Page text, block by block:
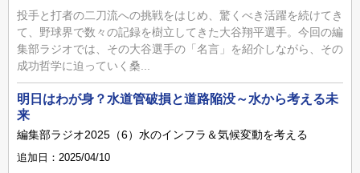
投手と打者の二刀流への挑戦をはじめ、驚くべき活躍を続けてき
て、野球界で数々の記録を樹立してきた大谷翔平選手。今回の編
集部ラジオでは、その大谷選手の「名言」を紹介しながら、その
成功哲学に迫っていく桑...
明日はわが身？水道管破損と道路陥没～水から考える未
来
編集部ラジオ2025（6）水のインフラ＆気候変動を考える
追加日：2025/04/10